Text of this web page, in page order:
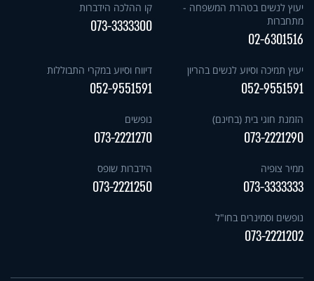
יעוץ לנשים בטהרת המשפחה -
מתחברות
02-6301516
קו ההלכה הידברות
073-3333300
יעוץ תמיכה וסיוע לנשים בהריון
052-9551591
דיווח וסיוע במקרי התבוללות
052-9551591
הזמנת חוגי בית (בחינם)
073-2221290
נופשים
073-2221270
ממיר צופיה
073-3333333
הידברות שופס
073-2221250
נופשים וסמינרים בחו"ל
073-2221202